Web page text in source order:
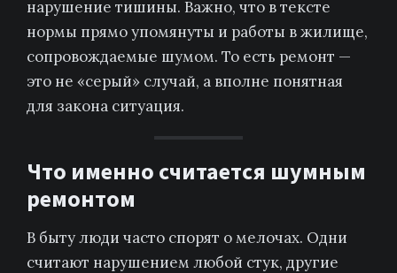
нарушение тишины. Важно, что в тексте
нормы прямо упомянуты и работы в жилище,
сопровождаемые шумом. То есть ремонт —
это не «серый» случай, а вполне понятная
для закона ситуация.
Что именно считается шумным
ремонтом
В быту люди часто спорят о мелочах. Одни
считают нарушением любой стук, другие